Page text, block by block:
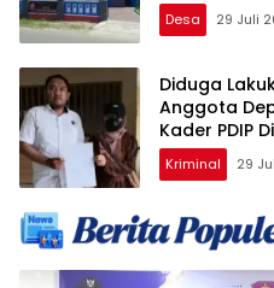
Desa 29 Juli
Diduga
Anggota
Kader PDIP
Kriminal 29